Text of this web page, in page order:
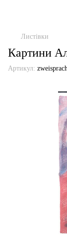
Листівки
Картини
Артикул: